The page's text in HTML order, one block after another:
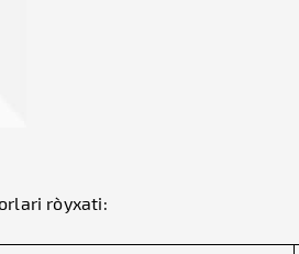
ro`yxati: